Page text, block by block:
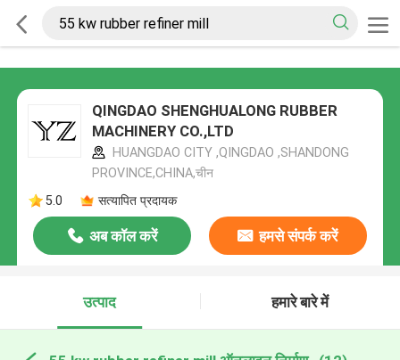
QINGDAO SHENGHUALONG RUBBER
MACHINERY CO.,LTD
HUANGDAO CITY ,QINGDAO ,SHANDONG
PROVINCE,CHINA,चीन
5.0
सत्यापित प्रदायक
अब कॉल करें हमसे संपर्क करें
उत्पाद हमारे बारे में